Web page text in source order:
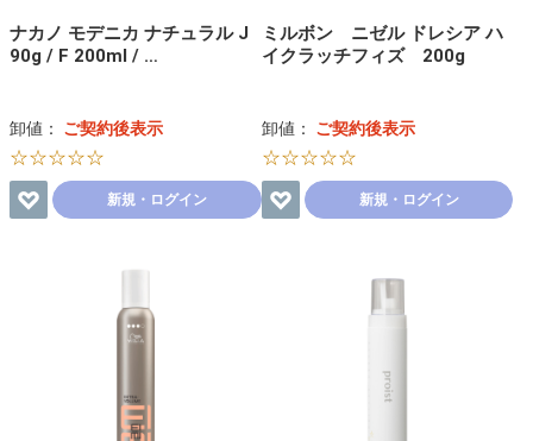
ナカノ モデニカ ナチュラル J
90g / F 200ml / …
卸値： ご契約後表示
☆☆☆☆☆
新規・ログイン
ミルボン ニゼル ドレシア ハ
イクラッチフィズ 200g
卸値： ご契約後表示
☆☆☆☆☆
新規・ログイン